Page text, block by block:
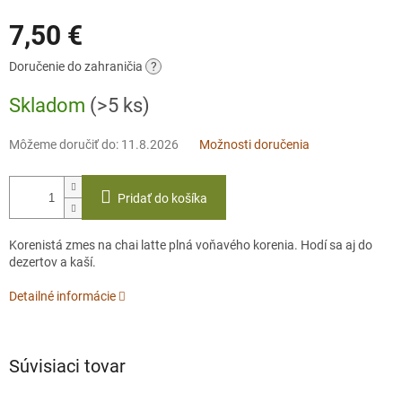
7,50 €
Jednotková
Doručenie do zahraničia ?
Skladom (>5 ks)
Môžeme doručiť do: 11.8.2026 Možnosti doručenia
Pridať do košíka
Korenistá zmes na chai latte plná voňavého korenia. Hodí sa aj do
dezertov a kaší.
Detailné informácie
Súvisiaci tovar